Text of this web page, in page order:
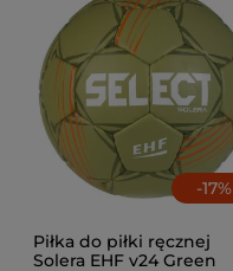
-17%
Piłka do piłki ręcznej
Solera EHF v24 Green